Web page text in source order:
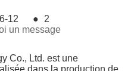
12 ● 2
un message
Co., Ltd. est une